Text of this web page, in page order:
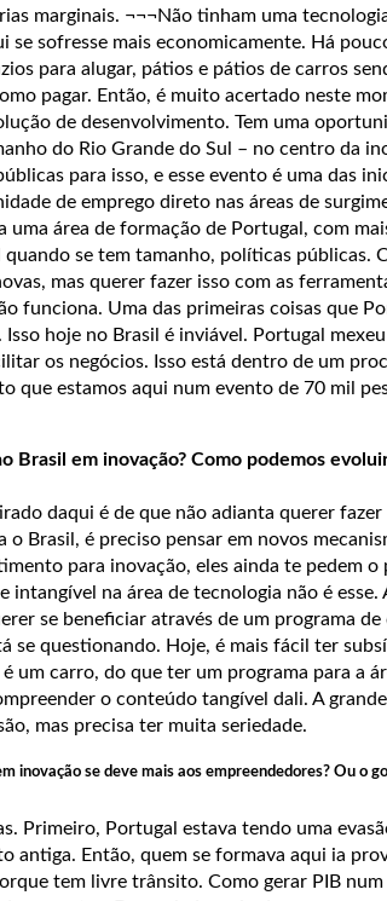
marginais. ¬¬¬Não tinham uma
se sofresse mais economicamente. Há
para alugar, pátios e pátios de carros
pagar. Então, é muito acertado neste
de desenvolvimento. Tem uma
do Rio Grande do Sul – no centro da
para isso, e esse evento é uma das
de emprego direto nas áreas de
área de formação de Portugal, com
quando se tem tamanho, políticas públicas.
mas querer fazer isso com as
funciona. Uma das primeiras coisas que
hoje no Brasil é inviável. Portugal
os negócios. Isso está dentro de um
que estamos aqui num evento de 70 mil
Brasil em inovação? Como podemos
daqui é de que não adianta querer
o Brasil, é preciso pensar em novos
para inovação, eles ainda te pedem
intangível na área de tecnologia não é esse.
se beneficiar através de um programa
se questionando. Hoje, é mais fácil ter
um carro, do que ter um programa para a
o conteúdo tangível dali. A
mas precisa ter muita seriedade.
inovação se deve mais aos empreendedores? Ou o
Primeiro, Portugal estava tendo uma
antiga. Então, quem se formava aqui ia
tem livre trânsito. Como gerar PIB num